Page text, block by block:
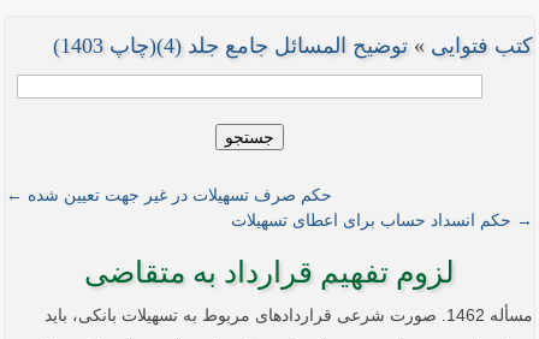
کتب فتوایی » توضیح المسائل جامع جلد (4)(چاپ 1403)
جستجو
حکم صرف تسهیلات در غیر جهت تعیین شده ←
→ حکم انسداد حساب برای اعطای تسهیلات
لزوم تفهیم قرارداد به متقاضی
مسأله 1462. صورت شرعی قراردادهای مربوط به تسهیلات بانکی، باید